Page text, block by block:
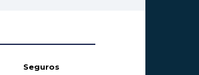
Seguros